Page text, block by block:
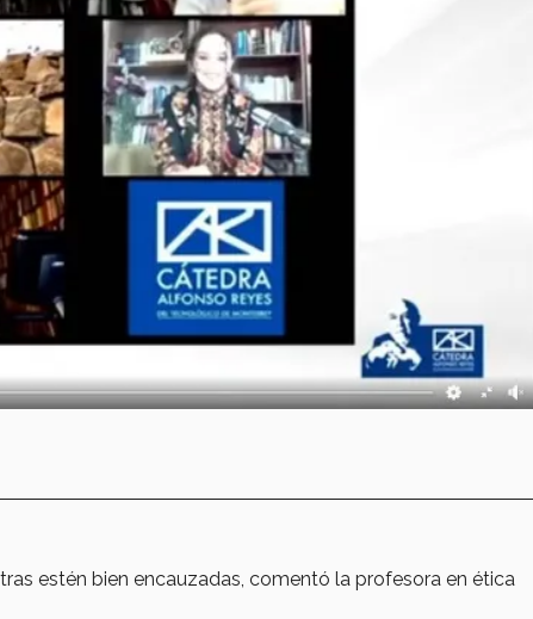
estén bien encauzadas, comentó la profesora en ética